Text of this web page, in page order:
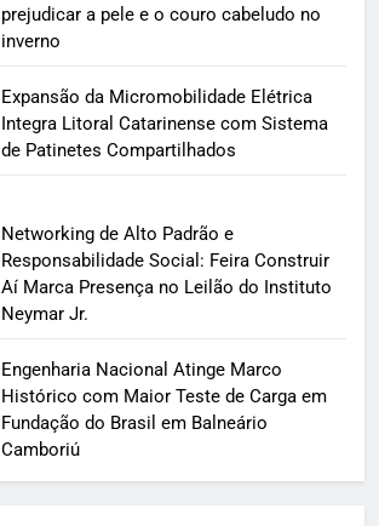
prejudicar a pele e o couro cabeludo no
inverno
Expansão da Micromobilidade Elétrica
Integra Litoral Catarinense com Sistema
de Patinetes Compartilhados
Networking de Alto Padrão e
Responsabilidade Social: Feira Construir
Aí Marca Presença no Leilão do Instituto
Neymar Jr.
Engenharia Nacional Atinge Marco
Histórico com Maior Teste de Carga em
Fundação do Brasil em Balneário
Camboriú